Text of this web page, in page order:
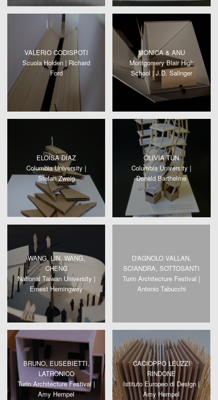
VALERIO CODISPOTI
Scuola Holden | Richard
Ford
MONICA & ANU
Montgomery Blair High
School | J.D. Salinger
ELOÍSA DÍAZ
Columbia University |
Stefan Zweig
OLIVIA TUN
Columbia University |
Donald Barthelme
WANG, LIN, WANG,
CHENG
National Taiwan University |
Ernest Hemingway
D'AGNOLO VALLAN,
SCIANDRA, SOTTOSANTI
Turin Architecture Festival |
Antonio Tabucchi
BRUNO, EUSEBIETTI,
LATRONICO
Turin Architecture Festival |
Amy Hempel
CACIOPPO LEUZZI
RINDONE
Istituto Europeo di Design |
Amy Hempel